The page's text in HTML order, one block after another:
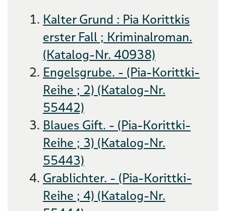
Kalter Grund : Pia Korittkis
erster Fall ; Kriminalroman.
(Katalog-Nr. 40938)
Engelsgrube. - (Pia-Korittki-
Reihe ; 2) (Katalog-Nr.
55442)
Blaues Gift. - (Pia-Korittki-
Reihe ; 3) (Katalog-Nr.
55443)
Grablichter. - (Pia-Korittki-
Reihe ; 4) (Katalog-Nr.